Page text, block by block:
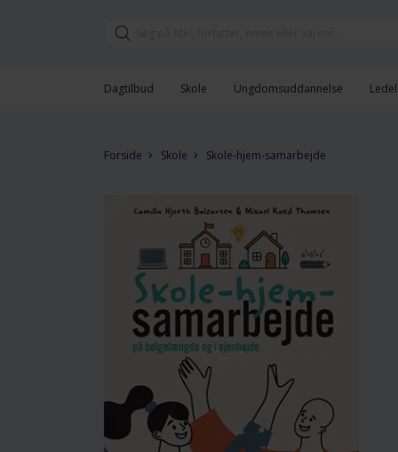
Dagtilbud Skole Ungdomsuddannelse
Forside › Skole › Skole-hjem-samarbejde